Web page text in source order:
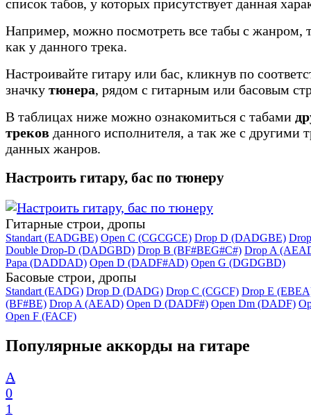
список табов, у которых присутствует данная
Например, можно посмотреть все табы с жанром,
как у данного трека.
Настроивайте гитару или бас, кликнув по
значку тюнера, рядом с гитарным или басовым
В таблицах ниже можно ознакомиться с табами
треков данного исполнителя, а так же с другими
данных жанров.
Настроить гитару, бас по тюнеру
Гитарные строи, дропы
Standart (EADGBE) Open C (CGCGCE) Drop D (DADGBE)
Double Drop-D (DADGBD) Drop B (BF#BEG#C#) Drop A
Papa (DADDAD) Open D (DADF#AD) Open G (DGDGBD)
Басовые строи, дропы
Standart (EADG) Drop D (DADG) Drop C (CGCF) Drop E
(BF#BE) Drop A (AEAD) Open D (DADF#) Open Dm (DADF)
Open F (FACF)
Популярные аккорды на гитаре
A
0
1